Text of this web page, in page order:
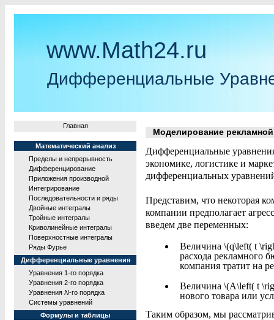
www.Math24.ru
Дифференциальные
Главная
Математический анализ
Пределы и непрерывность
Дифференцирование
Приложения производной
Интегрирование
Последовательности и ряды
Двойные интегралы
Тройные интегралы
Криволинейные интегралы
Поверхностные интегралы
Ряды Фурье
Дифференциальные уравнения
Уравнения 1-го порядка
Уравнения 2-го порядка
Уравнения N-го порядка
Системы уравнений
Формулы и таблицы
Моделирование рекламной
Дифференциальные
экономике, логистике и
дифференциальных
Представим, что некоторая
компании предполагает
введем две переменных:
Величина \(q\left( t
расхода рекламного
компания тратит на
Величина \(A\left( t
нового товара или
Таким образом, мы